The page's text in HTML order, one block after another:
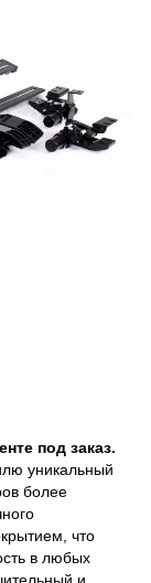
под заказ.
уникальный
более
что
в любых
и